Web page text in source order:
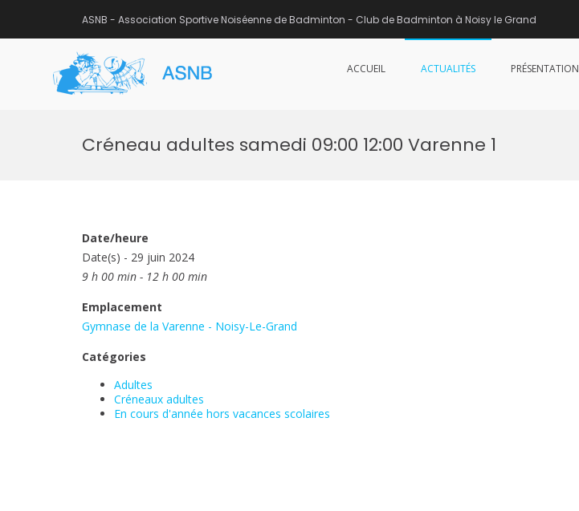
ASNB - Association Sportive Noiséenne de Badminton - Club de Badminton à Noisy le Grand
ACCUEIL ACTUALITÉS PRÉSENTATION
Créneau adultes samedi 09:00 12:00 Varenne 1
Date/heure
Date(s) - 29 juin 2024
9 h 00 min - 12 h 00 min
Emplacement
Gymnase de la Varenne - Noisy-Le-Grand
Catégories
Adultes
Créneaux adultes
En cours d'année hors vacances scolaires